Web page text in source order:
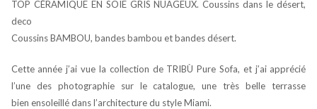
TOP CÉRAMIQUE EN SOIE GRIS NUAGEUX. Coussins dans le désert,
deco
Coussins BAMBOU, bandes bambou et bandes désert.
Cette année j’ai vue la collection de TRIBÙ Pure Sofa, et j’ai apprécié
l’une des photographie sur le catalogue, une très belle terrasse
bien ensoleillé dans l’architecture du style Miami.